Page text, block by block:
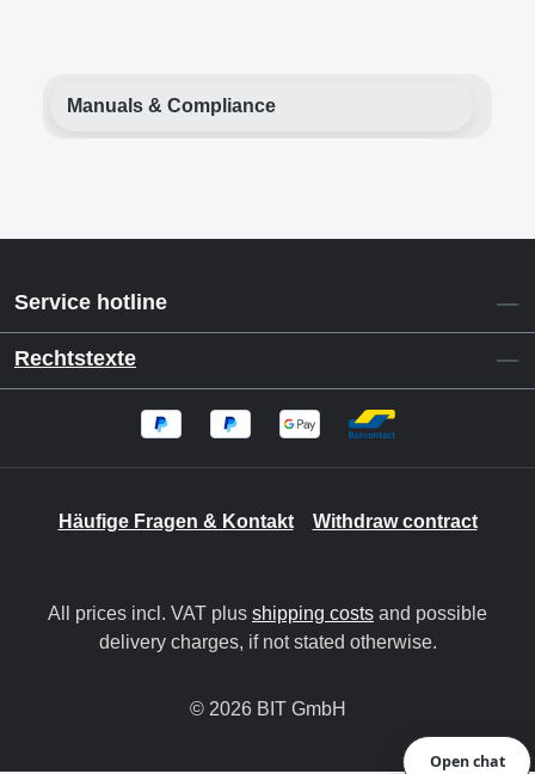
Manuals & Compliance
Service hotline
Rechtstexte
Häufige Fragen & Kontakt Withdraw contract
All prices incl. VAT plus shipping costs and possible
delivery charges, if not stated otherwise.
© 2026 BIT GmbH
Open chat